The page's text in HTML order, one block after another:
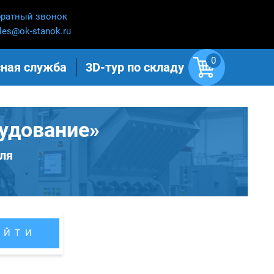
звонок
stanok.ru
служба 3D-тур по складу 0